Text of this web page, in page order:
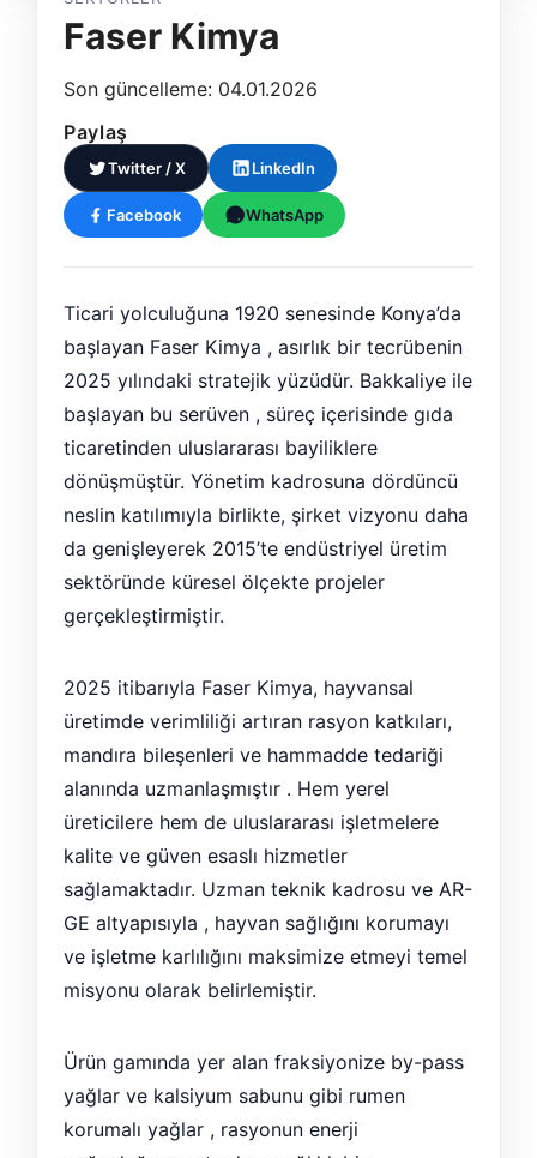
Faser Kimya
Son güncelleme: 04.01.2026
Paylaş
Twitter / X LinkedIn
Facebook WhatsApp
Ticari yolculuğuna 1920 senesinde Konya’da
başlayan Faser Kimya , asırlık bir tecrübenin
2025 yılındaki stratejik yüzüdür. Bakkaliye ile
başlayan bu serüven , süreç içerisinde gıda
ticaretinden uluslararası bayiliklere
dönüşmüştür. Yönetim kadrosuna dördüncü
neslin katılımıyla birlikte, şirket vizyonu daha
da genişleyerek 2015’te endüstriyel üretim
sektöründe küresel ölçekte projeler
gerçekleştirmiştir.
2025 itibarıyla Faser Kimya, hayvansal
üretimde verimliliği artıran rasyon katkıları,
mandıra bileşenleri ve hammadde tedariği
alanında uzmanlaşmıştır . Hem yerel
üreticilere hem de uluslararası işletmelere
kalite ve güven esaslı hizmetler
sağlamaktadır. Uzman teknik kadrosu ve AR-
GE altyapısıyla , hayvan sağlığını korumayı
ve işletme karlılığını maksimize etmeyi temel
misyonu olarak belirlemiştir.
Ürün gamında yer alan fraksiyonize by-pass
yağlar ve kalsiyum sabunu gibi rumen
korumalı yağlar , rasyonun enerji